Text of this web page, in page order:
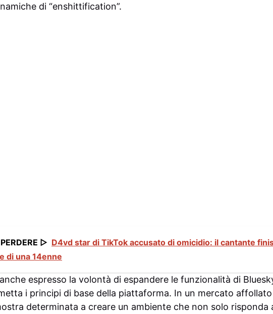
di “enshittification”.
▷ D4vd star di TikTok accusato di omicidio: il cantante
di una 14enne
espresso la volontà di espandere le funzionalità di
i principi di base della piattaforma. In un mercato
determinata a creare un ambiente che non solo risponda